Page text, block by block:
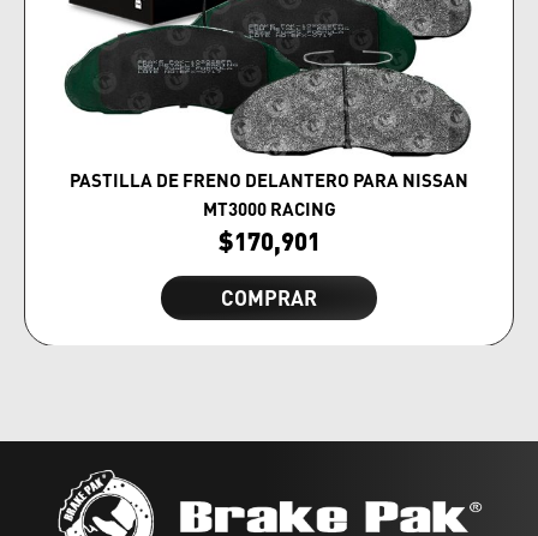
PASTILLA DE FRENO DELANTERO PARA NISSAN
MT3000 RACING
$170,901
COMPRAR